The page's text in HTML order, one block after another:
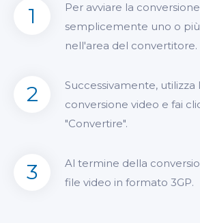
1
Per avviare la
semplicemente uno o
nell'area del convertitore.
2
Successivamente, utilizza
conversione video e fai
"Convertire".
3
Al termine della
file video in formato 3GP.